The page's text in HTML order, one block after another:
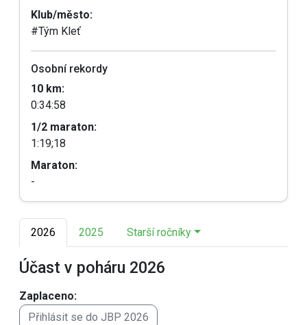
Klub/město:
#Tým Kleť
Osobní rekordy
10 km:
0:34:58
1/2 maraton:
1:19;18
Maraton:
-
2026 2025 Starší ročníky
Účast v poháru 2026
Zaplaceno:
Přihlásit se do JBP 2026